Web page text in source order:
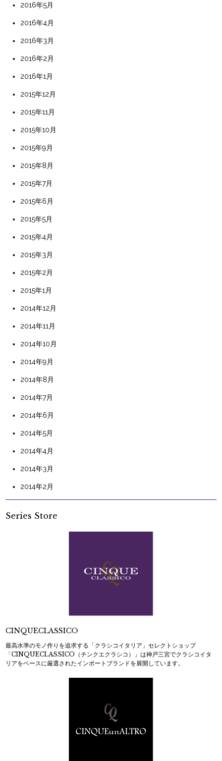
2016年5月
2016年4月
2016年3月
2016年2月
2016年1月
2015年12月
2015年11月
2015年10月
2015年9月
2015年8月
2015年7月
2015年6月
2015年5月
2015年4月
2015年3月
2015年2月
2015年1月
2014年12月
2014年11月
2014年10月
2014年9月
2014年8月
2014年7月
2014年6月
2014年5月
2014年4月
2014年3月
2014年2月
Series Store
CINQUECLASSICO
最高水準のモノ作りを追求する「クラシコイタリア」セレクトショップ
「CINQUECLASSICO（チンクエクラシコ）」は神戸三宮でクラシコイタ
リアをベースに厳選されたインポートブランドを展開しています。